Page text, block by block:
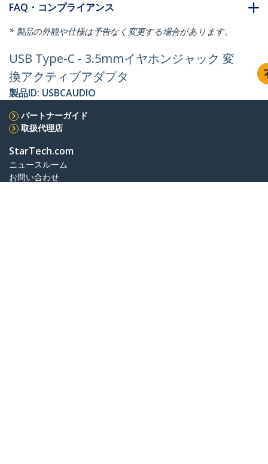
FAQ・コンプライアンス
* 製品の外観や仕様は予告なく変更する場合があります。
USB Type-C - 3.5mmイヤホンジャック 変
換アクティブアダプタ
製品ID: USBCAUDIO
パートナーガイド
取扱代理店
StarTech.com
ニュースルーム
お問い合わせ